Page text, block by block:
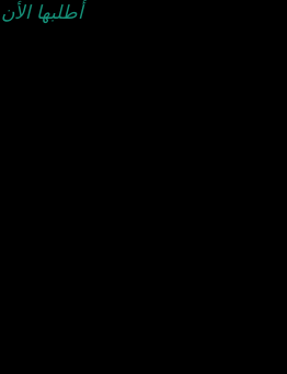
أطلبها الأن